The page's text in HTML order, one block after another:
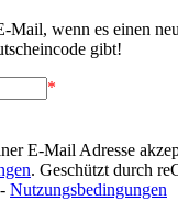
Mail, wenn es einen
gibt!
*
E-Mail Adresse
. Geschützt durch
- Nutzungsbedingungen